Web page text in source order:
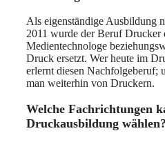
Als eigenständige Ausbildung
2011 wurde der Beruf Drucker
Medientechnologe
Druck ersetzt. Wer heute im
erlernt diesen Nachfolgeberuf;
man weiterhin von Druckern.
Welche Fachrichtungen
Druckausbildung wählen?